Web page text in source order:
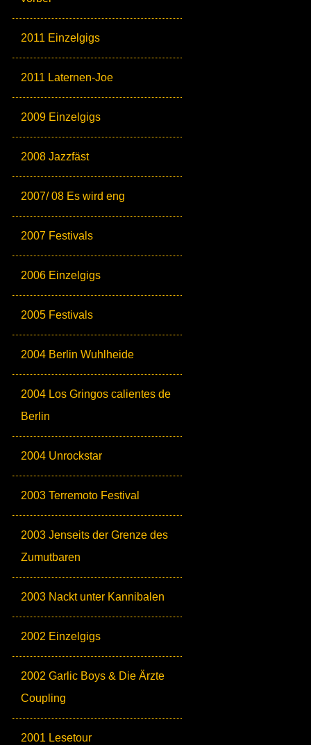
2011 Einzelgigs
2011 Laternen-Joe
2009 Einzelgigs
2008 Jazzfäst
2007/ 08 Es wird eng
2007 Festivals
2006 Einzelgigs
2005 Festivals
2004 Berlin Wuhlheide
2004 Los Gringos calientes de
Berlin
2004 Unrockstar
2003 Terremoto Festival
2003 Jenseits der Grenze des
Zumutbaren
2003 Nackt unter Kannibalen
2002 Einzelgigs
2002 Garlic Boys & Die Ärzte
Coupling
2001 Lesetour